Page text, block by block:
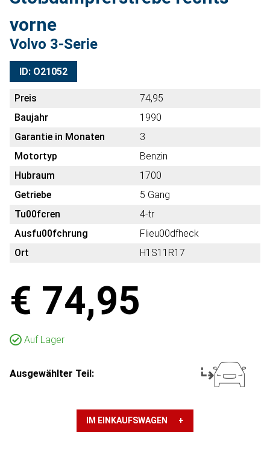
vorne
Volvo 3-Serie
ID: O21052
Preis
74,95
Baujahr
1990
Garantie in Monaten
3
Motortyp
Benzin
Hubraum
1700
Getriebe
5 Gang
Tu00fcren
4-tr
Ausfu00fchrung
Flieu00dfheck
Ort
H1S11R17
€ 74,95
Auf Lager
Ausgewählter Teil:
IM EINKAUFSWAGEN +